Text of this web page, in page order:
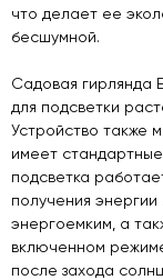
что делает ее
бесшумной.
Садовая гирлянда
для подсветки
Устройство также
имеет
подсветка
получения энергии
энергоемким, а
включенном
после захода